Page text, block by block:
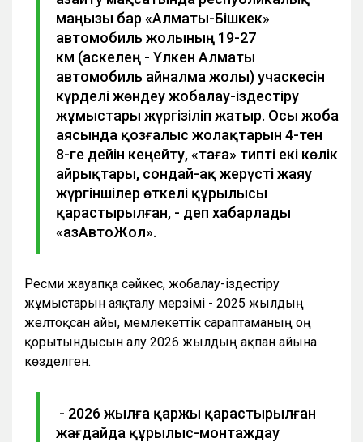
маңызы бар «Алматы-Бішкек»
автомобиль жолының 19-27
км (Қаскелең - Үлкен Алматы
автомобиль айналма жолы) учаскесін
күрделі жөндеу жобалау-іздестіру
жұмыстары жүргізіліп жатыр. Осы жоба
аясында қозғалыс жолақтарын 4-тен
8-ге дейін кеңейту, «таға» типті екі көлік
айрықтары, сондай-ақ жерүсті жаяу
жүргіншілер өткелі құрылысы
қарастырылған, - деп хабарлады
«ҚазАвтоЖол».
Ресми жауапқа сәйкес, жобалау-іздестіру
жұмыстарын аяқталу мерзімі - 2025 жылдың
желтоқсан айы, мемлекеттік сараптаманың оң
қорытындысын алу 2026 жылдың ақпан айына
көзделген.
- 2026 жылға қаржы қарастырылған
жағдайда құрылыс-монтаждау